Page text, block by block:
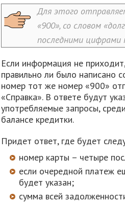
Для этого
«900», со словом
последними
Если информация не
правильно ли было написано
номер тот же номер «900»
«Справка». В ответе будут
употребляемые запросы,
балансе кредитки.
Придет ответ, где будет
номер карты – четыре
если очередной платеж
будет указан;
сумма всей